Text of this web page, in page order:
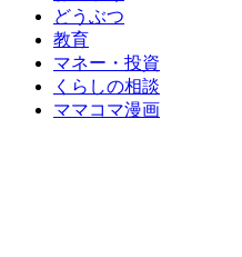
どうぶつ
教育
マネー・投資
くらしの相談
ママコマ漫画